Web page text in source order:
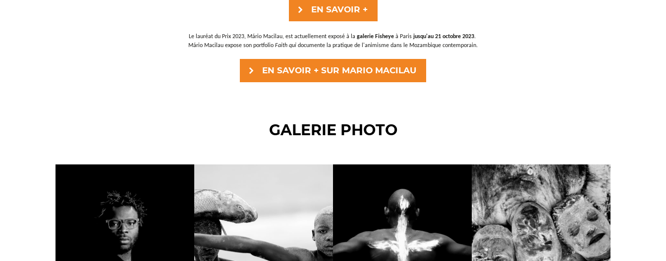
EN SAVOIR +
Le lauréat du Prix 2023, Mário Macilau, est actuellement exposé à la galerie Fisheye à Paris jusqu'au 21 octobre 2023.
Mário Macilau expose son portfolio Faith qui documente la pratique de l'animisme dans le Mozambique contemporain.
EN SAVOIR + SUR MARIO MACILAU
GALERIE PHOTO